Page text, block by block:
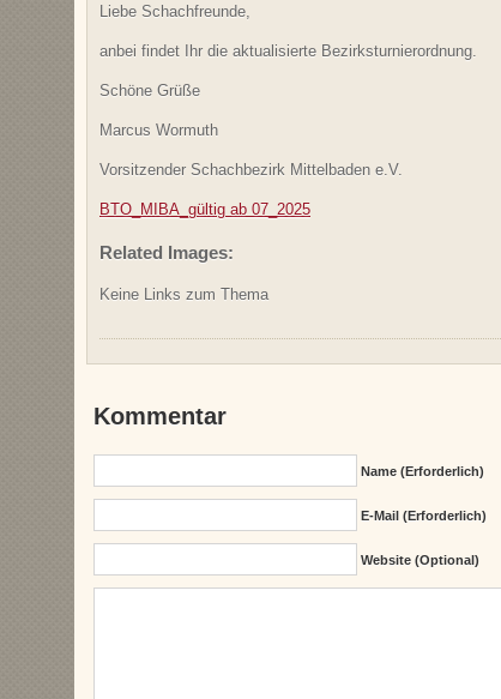
Liebe Schachfreunde,
anbei findet Ihr die aktualisierte Bezirksturnierordnung.
Schöne Grüße
Marcus Wormuth
Vorsitzender Schachbezirk Mittelbaden e.V.
BTO_MIBA_gültig ab 07_2025
Related Images:
Keine Links zum Thema
Kommentar
Name (erforderlich)
E-Mail (erforderlich)
Website (Optional)